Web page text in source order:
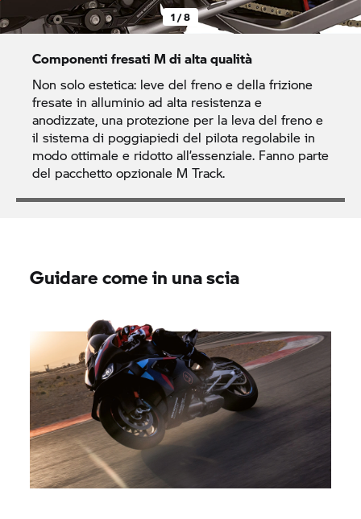
1 / 8
Componenti fresati M di alta qualità
Non solo estetica: leve del freno e della frizione
fresate in alluminio ad alta resistenza e
anodizzate, una protezione per la leva del freno e
il sistema di poggiapiedi del pilota regolabile in
modo ottimale e ridotto all’essenziale. Fanno parte
del pacchetto opzionale M Track.
Guidare come in una scia